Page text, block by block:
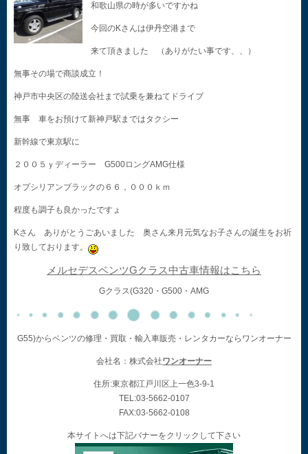
和歌山県の時が多いですかね
今回のKさんは伊丹空港まで
来て頂きました （ありがたい事です、、）
無事その場で商談成立！
神戸市中央区の陸送会社まで試乗を兼ねてドライブ
無事 車をお預けて新神戸駅まではタクシー
新幹線で東京駅に
２００５ｙディーラー G500ロングAMG仕様
オプシリアンブラックの６６，０００ｋｍ
程度も調子も良かったですょ
Kさん ありがとうごあいました 奥さん来月元気なお子さんの誕生をお祈
り致しております。
メルセデスベンツGクラス中古車情報はこちら
Gクラス(G320・G500・AMG
G55)からベンツの修理・買取・輸入車販売・レンタカーならワンオーナー
会社名：株式会社ワンオーナー
住所:東京都江戸川区上一色3-9-1
TEL:03-5662-0107
FAX:03-5662-0108
本サイトへは下記バナーをクリックして下さい